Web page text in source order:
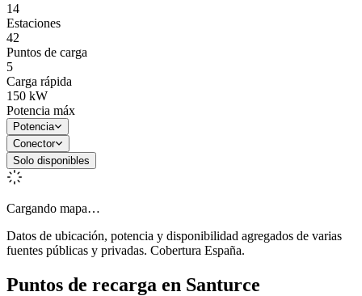
14
Estaciones
42
Puntos de carga
5
Carga rápida
150 kW
Potencia máx
Potencia
Conector
Solo disponibles
Cargando mapa…
Datos de ubicación, potencia y disponibilidad agregados de varias
fuentes públicas y privadas. Cobertura España.
Puntos de recarga en Santurce